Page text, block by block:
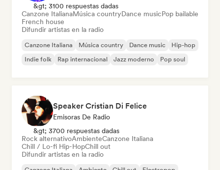
&gt; 3100 respuestas dadas
Canzone ItalianaMúsica countryDance musicPop bailable
French house
Difundir artistas en la radio
Canzone Italiana Música country Dance music
Hip-hop
Indie folk
Rap internacional Jazz moderno Pop soul
Speaker Cristian Di Felice
Emisoras De Radio
&gt; 3700 respuestas dadas
Rock alternativoAmbienteCanzone Italiana
Chill / Lo-fi Hip-HopChill out
Difundir artistas en la radio